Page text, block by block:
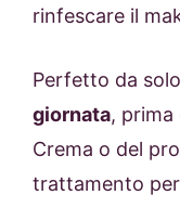
rinfescare il
Perfetto da
giornata, prima
Crema o del
trattamento